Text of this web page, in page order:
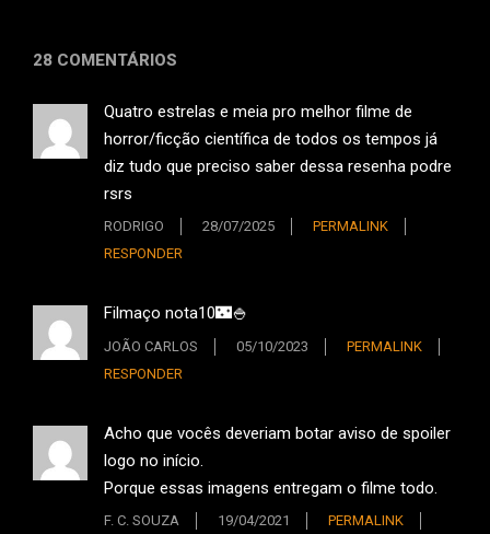
28 COMENTÁRIOS
Quatro estrelas e meia pro melhor filme de
horror/ficção científica de todos os tempos já
diz tudo que preciso saber dessa resenha podre
rsrs
RODRIGO 28/07/2025
PERMALINK
RESPONDER
Filmaço nota10🌃🍚
JOÃO CARLOS 05/10/2023
PERMALINK
RESPONDER
Acho que vocês deveriam botar aviso de spoiler
logo no início.
Porque essas imagens entregam o filme todo.
F. C. SOUZA 19/04/2021
PERMALINK